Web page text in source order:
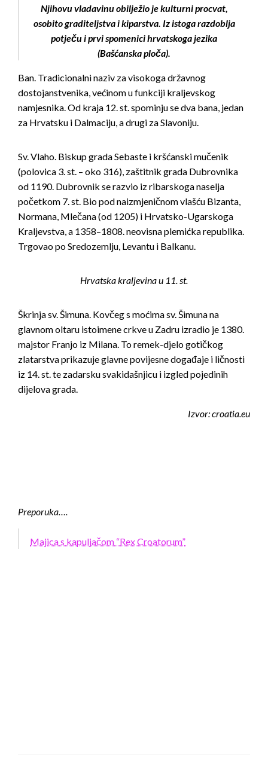
Njihovu vladavinu obilježio je kulturni procvat,
osobito graditeljstva i kiparstva. Iz istoga razdoblja
potječu i prvi spomenici hrvatskoga jezika
(Bašćanska ploča).
Ban. Tradicionalni naziv za visokoga državnog
dostojanstvenika, većinom u funkciji kraljevskog
namjesnika. Od kraja 12. st. spominju se dva bana, jedan
za Hrvatsku i Dalmaciju, a drugi za Slavoniju.
Sv. Vlaho. Biskup grada Sebaste i kršćanski mučenik
(polovica 3. st. – oko 316), zaštitnik grada Dubrovnika
od 1190. Dubrovnik se razvio iz ribarskoga naselja
početkom 7. st. Bio pod naizmjeničnom vlašću Bizanta,
Normana, Mlečana (od 1205) i Hrvatsko-Ugarskoga
Kraljevstva, a 1358–1808. neovisna plemićka republika.
Trgovao po Sredozemlju, Levantu i Balkanu.
Hrvatska kraljevina u 11. st.
Škrinja sv. Šimuna. Kovčeg s moćima sv. Šimuna na
glavnom oltaru istoimene crkve u Zadru izradio je 1380.
majstor Franjo iz Milana. To remek-djelo gotičkog
zlatarstva prikazuje glavne povijesne događaje i ličnosti
iz 14. st. te zadarsku svakidašnjicu i izgled pojedinih
dijelova grada.
Izvor: croatia.eu
Preporuka….
Majica s kapuljačom “Rex Croatorum”